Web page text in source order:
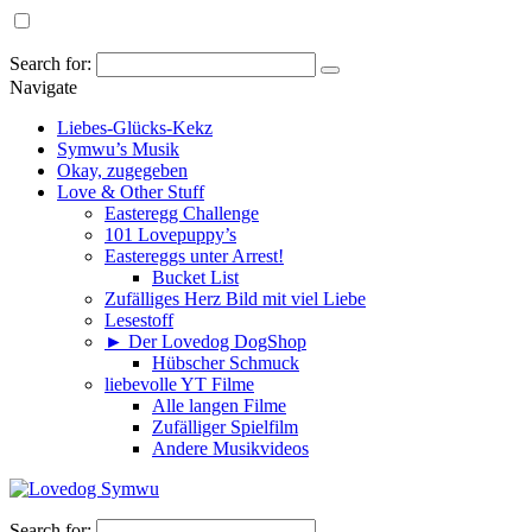
Search for:
Navigate
Liebes-Glücks-Kekz
Symwu’s Musik
Okay, zugegeben
Love & Other Stuff
Easteregg Challenge
101 Lovepuppy’s
Eastereggs unter Arrest!
Bucket List
Zufälliges Herz Bild mit viel Liebe
Lesestoff
► Der Lovedog DogShop
Hübscher Schmuck
liebevolle YT Filme
Alle langen Filme
Zufälliger Spielfilm
Andere Musikvideos